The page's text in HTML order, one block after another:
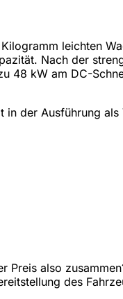
leichten
Nach der
48 kW am DC-
der Ausführung
also
des